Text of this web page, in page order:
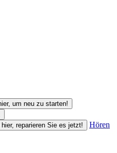
um neu zu starten!
reparieren Sie es jetzt!
Hören